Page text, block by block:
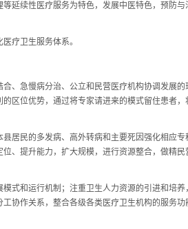
延续性医疗服务为特色，发展中医特色，预防与
疗卫生服务体系。
、急慢病分治、公立和民营医疗机构协调发展的
区位优势，通过将专家请进来的模式留住患者，
居民的多发病、高外转病和主要死因强化相应专
、提升能力，扩大规模，进行资源整合，做精民
式和运行机制；注重卫生人力资源的引进和培养
协作关系，整合各级各类医疗卫生机构的服务功